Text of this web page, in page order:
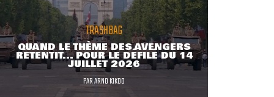
TRASHBAG
QUAND LE THÈME DES AVENGERS
RETENTIT... POUR LE DÉFILÉ DU 14
JUILLET 2026
PARARNO KIKOO